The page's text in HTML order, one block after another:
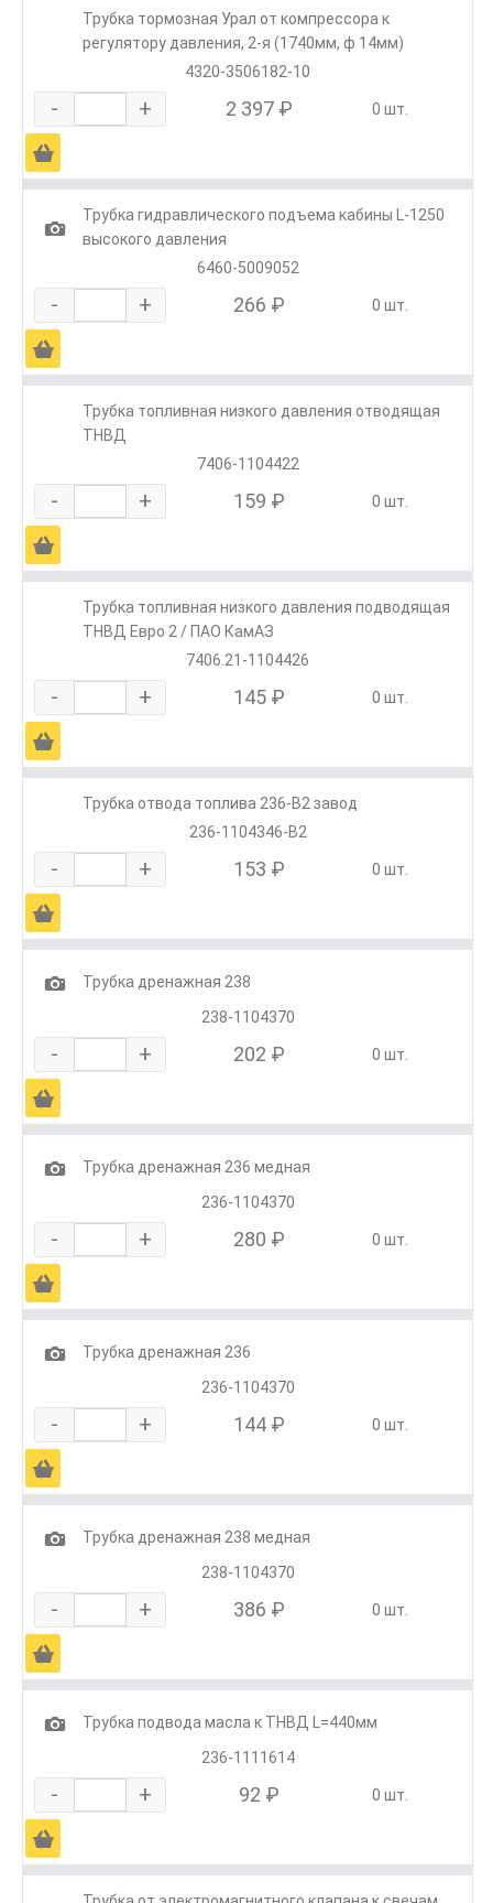
Трубка тормозная Урал от компрессора к
регулятору давления, 2-я (1740мм, ф 14мм)
4320-3506182-10
- + 2 397 ₽ 0 шт.
Ä
1
Трубка гидравлического подъема кабины L-1250
высокого давления
6460-5009052
- + 266 ₽ 0 шт.
Ä
Трубка топливная низкого давления отводящая
ТНВД
7406-1104422
- + 159 ₽ 0 шт.
Ä
Трубка топливная низкого давления подводящая
ТНВД Евро 2 / ПАО КамАЗ
7406.21-1104426
- + 145 ₽ 0 шт.
Ä
Трубка отвода топлива 236-В2 завод
236-1104346-В2
- + 153 ₽ 0 шт.
Ä
1
Трубка дренажная 238
238-1104370
- + 202 ₽ 0 шт.
Ä
1
Трубка дренажная 236 медная
236-1104370
- + 280 ₽ 0 шт.
Ä
1
Трубка дренажная 236
236-1104370
- + 144 ₽ 0 шт.
Ä
1
Трубка дренажная 238 медная
238-1104370
- + 386 ₽ 0 шт.
Ä
1
Трубка подвода масла к ТНВД L=440мм
236-1111614
- + 92 ₽ 0 шт.
Ä